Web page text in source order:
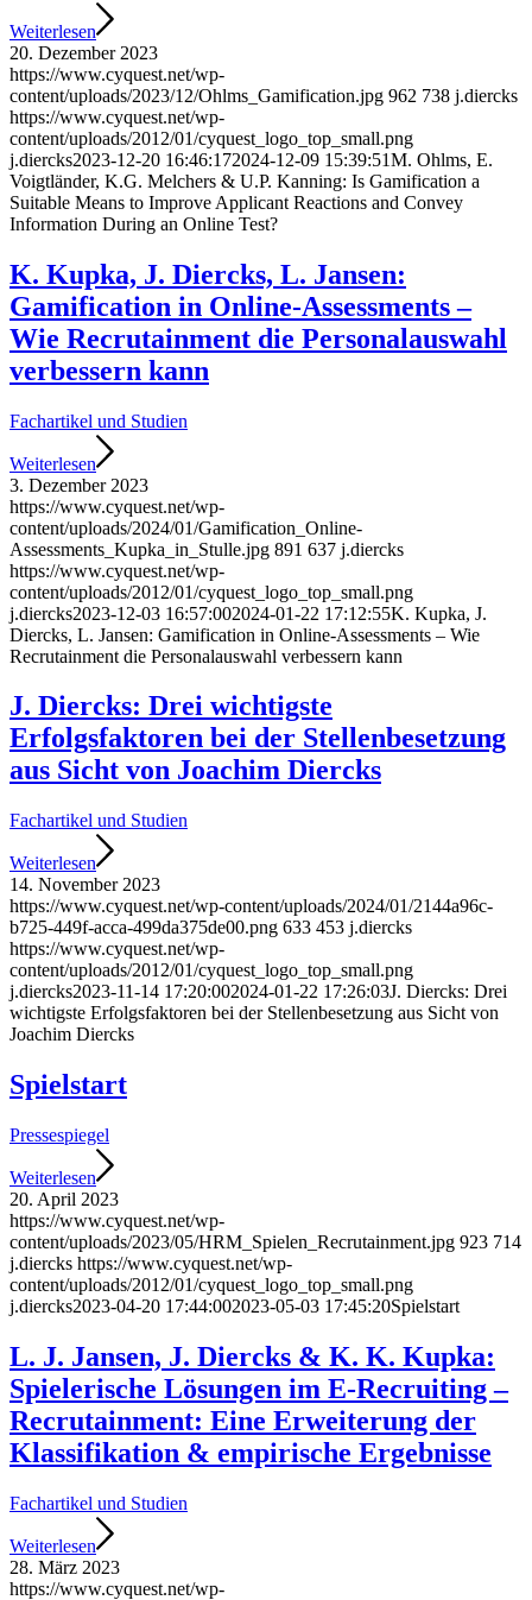
Weiterlesen
20. Dezember 2023
https://www.cyquest.net/wp-
content/uploads/2023/12/Ohlms_Gamification.jpg 962 738 j.diercks
https://www.cyquest.net/wp-
content/uploads/2012/01/cyquest_logo_top_small.png
j.diercks2023-12-20 16:46:172024-12-09 15:39:51M. Ohlms, E.
Voigtländer, K.G. Melchers & U.P. Kanning: Is Gamification a
Suitable Means to Improve Applicant Reactions and Convey
Information During an Online Test?
K. Kupka, J. Diercks, L. Jansen:
Gamification in Online-Assessments –
Wie Recrutainment die Personalauswahl
verbessern kann
Fachartikel und Studien
Weiterlesen
3. Dezember 2023
https://www.cyquest.net/wp-
content/uploads/2024/01/Gamification_Online-
Assessments_Kupka_in_Stulle.jpg 891 637 j.diercks
https://www.cyquest.net/wp-
content/uploads/2012/01/cyquest_logo_top_small.png
j.diercks2023-12-03 16:57:002024-01-22 17:12:55K. Kupka, J.
Diercks, L. Jansen: Gamification in Online-Assessments – Wie
Recrutainment die Personalauswahl verbessern kann
J. Diercks: Drei wichtigste
Erfolgsfaktoren bei der Stellenbesetzung
aus Sicht von Joachim Diercks
Fachartikel und Studien
Weiterlesen
14. November 2023
https://www.cyquest.net/wp-content/uploads/2024/01/2144a96c-
b725-449f-acca-499da375de00.png 633 453 j.diercks
https://www.cyquest.net/wp-
content/uploads/2012/01/cyquest_logo_top_small.png
j.diercks2023-11-14 17:20:002024-01-22 17:26:03J. Diercks: Drei
wichtigste Erfolgsfaktoren bei der Stellenbesetzung aus Sicht von
Joachim Diercks
Spielstart
Pressespiegel
Weiterlesen
20. April 2023
https://www.cyquest.net/wp-
content/uploads/2023/05/HRM_Spielen_Recrutainment.jpg 923 714
j.diercks https://www.cyquest.net/wp-
content/uploads/2012/01/cyquest_logo_top_small.png
j.diercks2023-04-20 17:44:002023-05-03 17:45:20Spielstart
L. J. Jansen, J. Diercks & K. K. Kupka:
Spielerische Lösungen im E-Recruiting –
Recrutainment: Eine Erweiterung der
Klassifikation & empirische Ergebnisse
Fachartikel und Studien
Weiterlesen
28. März 2023
https://www.cyquest.net/wp-